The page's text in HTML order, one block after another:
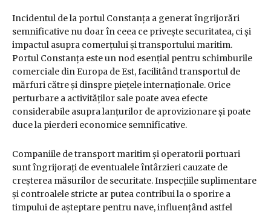
Incidentul de la portul Constanța a generat îngrijorări
semnificative nu doar în ceea ce privește securitatea, ci și
impactul asupra comerțului și transportului maritim.
Portul Constanța este un nod esențial pentru schimburile
comerciale din Europa de Est, facilitând transportul de
mărfuri către și dinspre piețele internaționale. Orice
perturbare a activităților sale poate avea efecte
considerabile asupra lanțurilor de aprovizionare și poate
duce la pierderi economice semnificative.
Companiile de transport maritim și operatorii portuari
sunt îngrijorați de eventualele întârzieri cauzate de
creșterea măsurilor de securitate. Inspecțiile suplimentare
și controalele stricte ar putea contribui la o sporire a
timpului de așteptare pentru nave, influențând astfel